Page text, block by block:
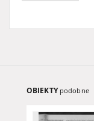
OBIEKTY podobne